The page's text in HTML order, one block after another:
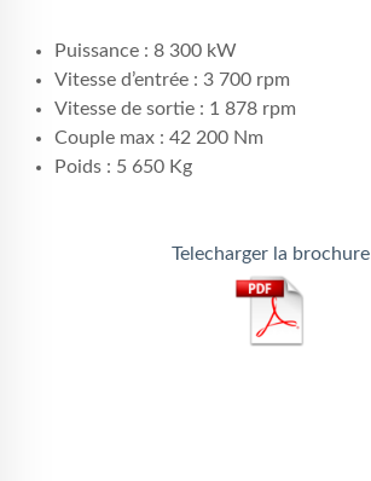
Puissance : 8 300 kW
Vitesse d’entrée : 3 700 rpm
Vitesse de sortie : 1 878 rpm
Couple max : 42 200 Nm
Poids : 5 650 Kg
Telecharger la brochure